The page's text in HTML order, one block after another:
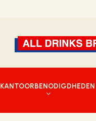
KANTOORBENODIGDHEDEN